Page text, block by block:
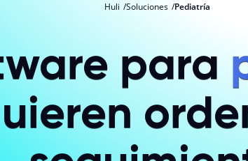
Huli Soluciones Pediatría
para